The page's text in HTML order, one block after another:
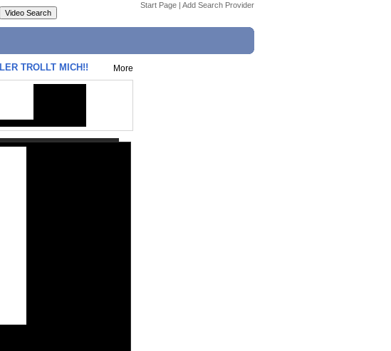
Start Page | Add Search Provider
TROLLT MICH!! More